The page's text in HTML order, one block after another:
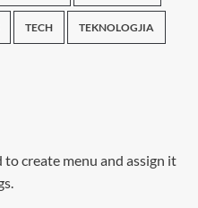
TECH TEKNOLOGJIA
to create menu and assign it